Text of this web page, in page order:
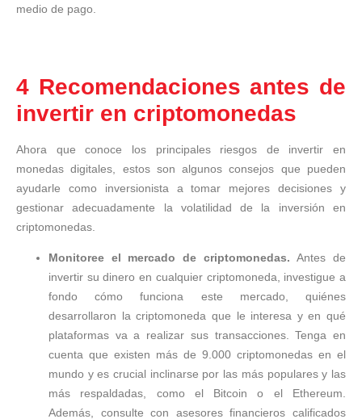
medio de pago.
4 Recomendaciones antes de
invertir en criptomonedas
Ahora que conoce los principales riesgos de invertir en
monedas digitales, estos son algunos consejos que pueden
ayudarle como inversionista a tomar mejores decisiones y
gestionar adecuadamente la volatilidad de la inversión en
criptomonedas.
Monitoree el mercado de criptomonedas.Antes de
invertir su dinero en cualquier criptomoneda, investigue a
fondo cómo funciona este mercado, quiénes
desarrollaron la criptomoneda que le interesa y en qué
plataformas va a realizar sus transacciones. Tenga en
cuenta que existen más de 9.000 criptomonedas en el
mundo y es crucial inclinarse por las más populares y las
más respaldadas, como el Bitcoin o el Ethereum.
Además, consulte con asesores financieros calificados